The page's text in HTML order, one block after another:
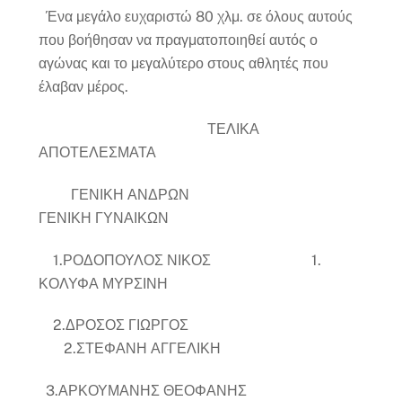
Ένα μεγάλο ευχαριστώ 80 χλμ. σε όλους αυτούς
που βοήθησαν να πραγματοποιηθεί αυτός ο
αγώνας και το μεγαλύτερο στους αθλητές που
έλαβαν μέρος.
ΤΕΛΙΚΑ
ΑΠΟΤΕΛΕΣΜΑΤΑ
ΓΕΝΙΚΗ ΑΝΔΡΩΝ
ΓΕΝΙΚΗ ΓΥΝΑΙΚΩΝ
1.ΡΟΔΟΠΟΥΛΟΣ ΝΙΚΟΣ 1.
ΚΟΛΥΦΑ ΜΥΡΣΙΝΗ
2.ΔΡΟΣΟΣ ΓΙΩΡΓΟΣ
2.ΣΤΕΦΑΝΗ ΑΓΓΕΛΙΚΗ
3.ΑΡΚΟΥΜΑΝΗΣ ΘΕΟΦΑΝΗΣ